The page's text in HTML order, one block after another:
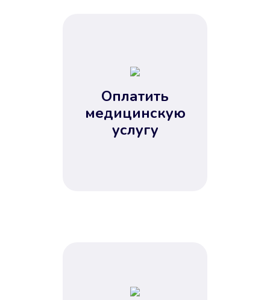
Оплатить
медицинскую
услугу